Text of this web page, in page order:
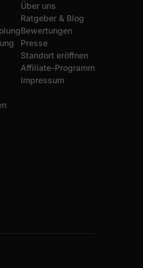
Über uns
Ratgeber & Blog
Bewertungen
Presse
Standort eröffnen
Affiliate-Programm
Impressum